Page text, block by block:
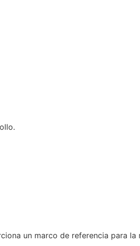
un marco de referencia para